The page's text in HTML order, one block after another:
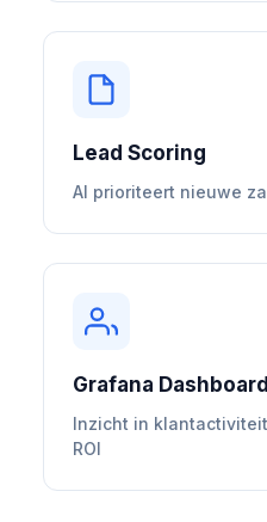
Lead Scoring
AI prioriteert nieuwe
Grafana
Inzicht in
ROI